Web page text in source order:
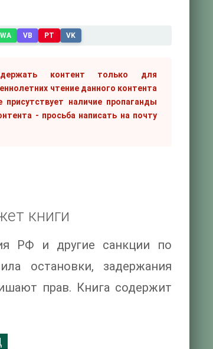
WA VB PT VK
контент только для
чтение данного контента
наличие пропаганды
- просьба написать на почту
книги
РФ и другие санкции по
остановки, задержания
прав. Книга содержит